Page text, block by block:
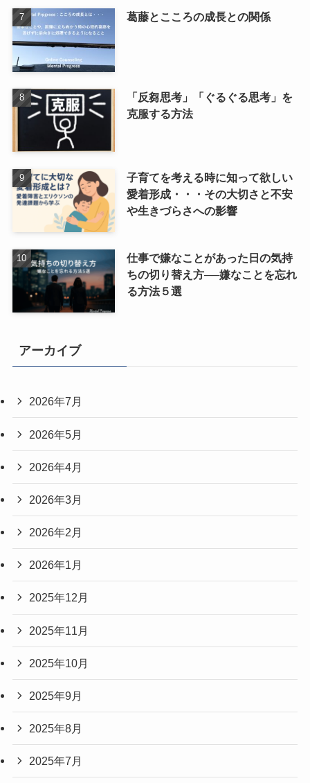
葛藤とこころの成長との関係
「反芻思考」「ぐるぐる思考」を
克服する方法
子育てを考える時に知って欲しい
愛着形成・・・その大切さと不安
や生きづらさへの影響
仕事で嫌なことがあった日の気持
ちの切り替え方──嫌なことを忘れ
る方法５選
アーカイブ
2026年7月
2026年5月
2026年4月
2026年3月
2026年2月
2026年1月
2025年12月
2025年11月
2025年10月
2025年9月
2025年8月
2025年7月